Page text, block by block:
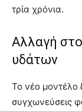
τρία χρόνια.
Αλλαγή
υδάτων
Το νέο μοντέλο
συγχωνεύσεις